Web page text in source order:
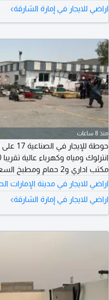
اراضي للايجار في إمارة الشارقة›
منذ 8 ساعات
مكتب اداري و2 حمام ومطبخ السعر المطلوب 400 ألف درهم سنوي
اراضي للايجار في مدينة الإمارات
اراضي للايجار في إمارة الشارقة›